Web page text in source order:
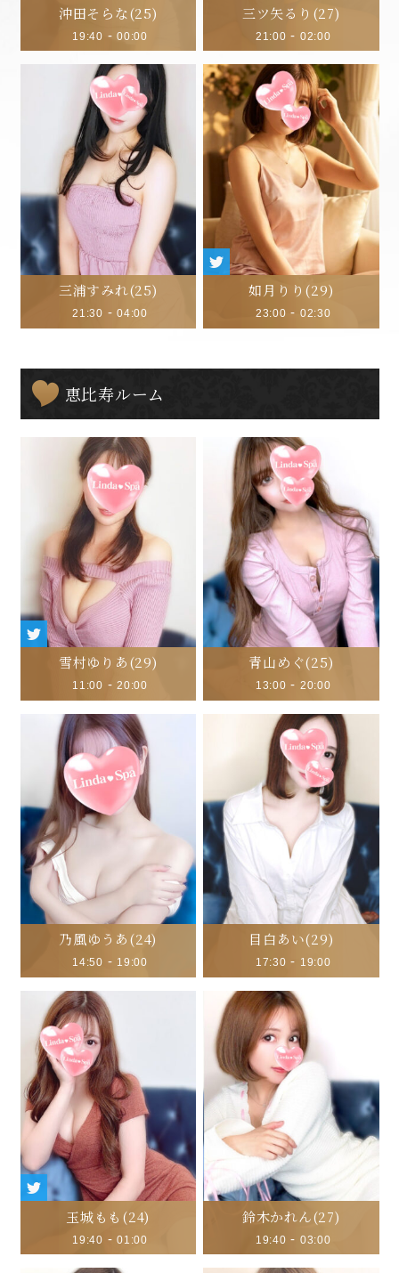
沖田そらな(25)
19:40 -00:00
三ツ矢るり (27)
21:00 - 02:00
三浦すみれ(25)
21:30 -04:00
如月りり (29)
23:00 - 02:30
恵比寿ルーム
雪村ゆりあ(29)
11:00 -20:00
青山めぐ(25)
13:00 - 20:00
乃風ゆうあ(24)
14:50 - 19:00
目白あい(29)
17:30 - 19:00
玉城もも (24)
19:40 -01:00
鈴木かれん(27)
19:40 - 03:00